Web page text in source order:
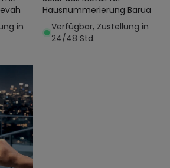
in
Hausnummerierung Barua
Verfügbar, Zustellung in
24/48 Std.